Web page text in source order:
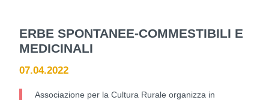
ERBE SPONTANEE-COMMESTIBILI E
MEDICINALI
07.04.2022
Associazione per la Cultura Rurale organizza in